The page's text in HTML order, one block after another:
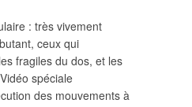
: très vivement
ceux qui
fragiles du dos, et les
spéciale
des mouvements à